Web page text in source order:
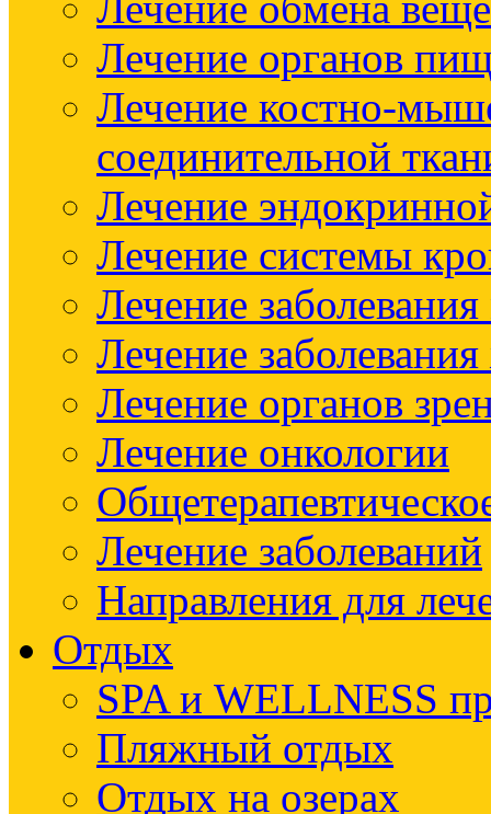
Лечение органов
Лечение костно-
соединительной
Лечение
Лечение системы
Лечение
Лечение
Лечение органов
Лечение онкологии
Лечение заболеваний
Направления для
Отдых
SPA и WELLNESS
Пляжный отдых
Отдых на озерах